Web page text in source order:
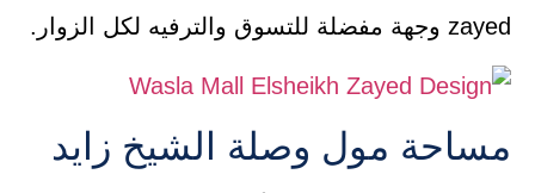
zayed وجهة مفضلة للتسوق والترفيه لكل الزوار.
مساحة مول وصلة الشيخ زايد